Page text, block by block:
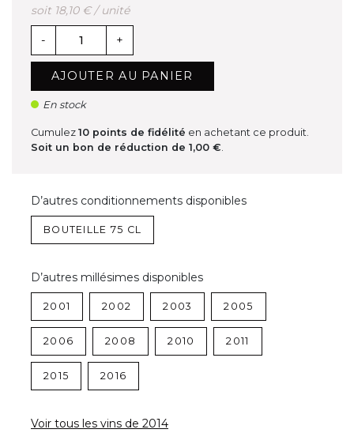
soit 18,10 € / unité
- +
AJOUTER AU PANIER
En stock
Cumulez 10 points de fidélité en achetant ce produit.
Soit un bon de réduction de 1,00 €
D’autres conditionnements disponibles
BOUTEILLE 75 CL
D’autres millésimes disponibles
2001 2002 2003 2005
2006 2008 2010 2011
2015 2016
Voir tous les vins de 2014